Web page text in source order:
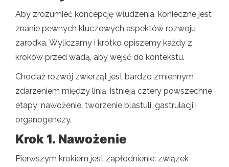
Aby zrozumieć koncepcję włudzenia, konieczne jest
znanie pewnych kluczowych aspektów rozwoju
zarodka. Wyliczamy i krótko opiszemy każdy z
kroków przed wadą, aby wejść do kontekstu.
Chociaż rozwój zwierząt jest bardzo zmiennym
zdarzeniem między linią, istnieją cztery powszechne
etapy: nawożenie, tworzenie blastuli, gastrulacji i
organogenezy.
Krok 1. Nawożenie
Pierwszym krokiem jest zapłodnienie: związek